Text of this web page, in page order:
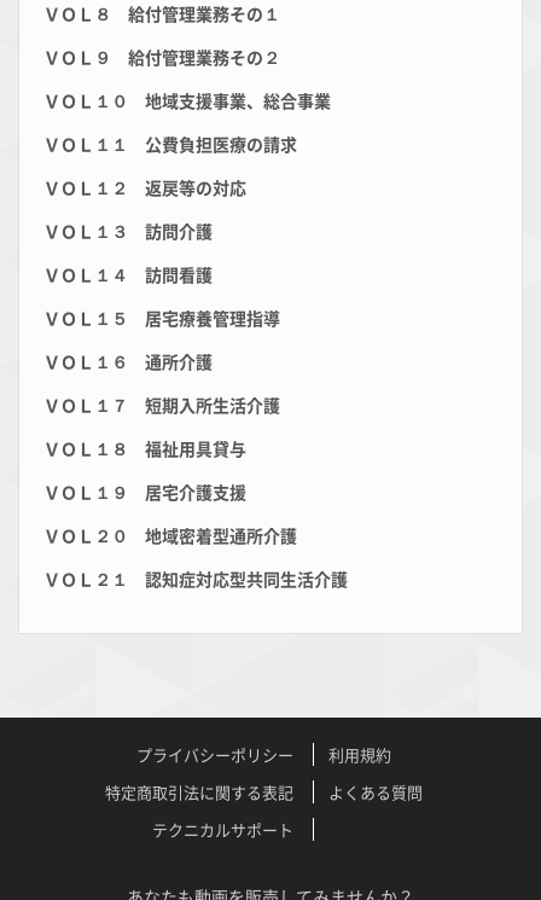
ＶＯＬ８ 給付管理業務その１
ＶＯＬ９ 給付管理業務その２
ＶＯＬ１０ 地域支援事業、総合事業
ＶＯＬ１１ 公費負担医療の請求
ＶＯＬ１２ 返戻等の対応
ＶＯＬ １３ 訪問介護
ＶＯＬ１４ 訪問看護
ＶＯＬ１５ 居宅療養管理指導
ＶＯＬ１６ 通所介護
ＶＯＬ１７ 短期入所生活介護
ＶＯＬ１８ 福祉用具貸与
ＶＯＬ１９ 居宅介護支援
ＶＯＬ２０ 地域密着型通所介護
ＶＯＬ２１ 認知症対応型共同生活介護
プライバシーポリシー
利用規約
特定商取引法に関する表記
よくある質問
テクニカルサポート